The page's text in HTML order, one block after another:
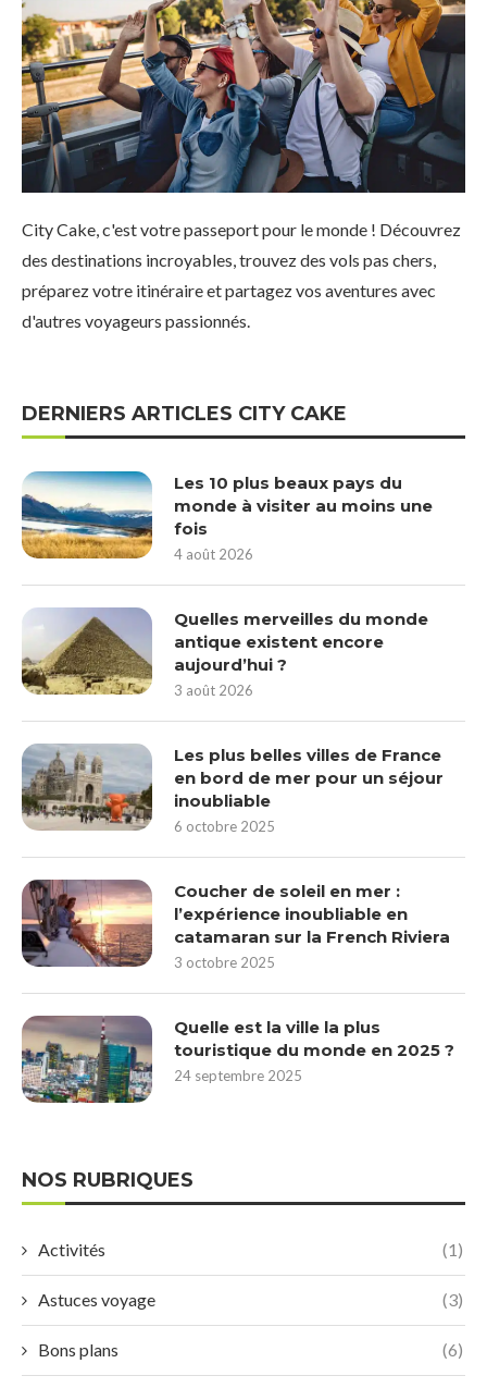
City Cake, c'est votre passeport pour le monde ! Découvrez
des destinations incroyables, trouvez des vols pas chers,
préparez votre itinéraire et partagez vos aventures avec
d'autres voyageurs passionnés.
DERNIERS ARTICLES CITY CAKE
Les 10 plus beaux pays du
monde à visiter au moins une
fois
4 août 2026
Quelles merveilles du monde
antique existent encore
aujourd’hui ?
3 août 2026
Les plus belles villes de France
en bord de mer pour un séjour
inoubliable
6 octobre 2025
Coucher de soleil en mer :
l’expérience inoubliable en
catamaran sur la French Riviera
3 octobre 2025
Quelle est la ville la plus
touristique du monde en 2025 ?
24 septembre 2025
NOS RUBRIQUES
Activités (1)
Astuces voyage (3)
Bons plans (6)